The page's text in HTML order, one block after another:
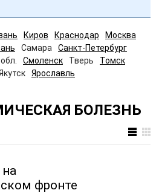
Киров Краснодар
Москва
Самара
Санкт-Петербург
Смоленск Тверь
Томск
Ярославль
БОЛЕЗНЬ
фронте